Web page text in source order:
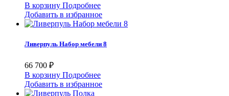
В корзину Подробнее
Добавить в избранное
Ливерпуль Набор мебели 8
66 700 ₽
В корзину Подробнее
Добавить в избранное